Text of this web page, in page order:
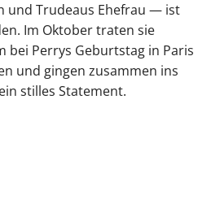
und Trudeaus Ehefrau — ist
Im Oktober traten sie
bei Perrys Geburtstag in Paris
und gingen zusammen ins
stilles Statement.